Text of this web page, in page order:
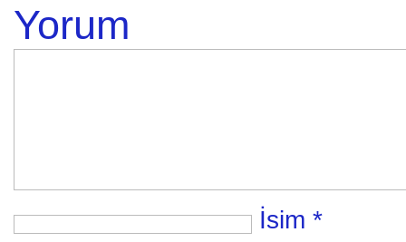
Yorum
İsim *